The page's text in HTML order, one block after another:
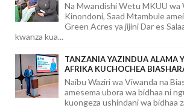
Na Mwandishi Wetu MKUU wa
Kinondoni, Saad Mtambule
Green Acres ya jijini Dar es
kwanza kua...
TANZANIA YAZINDUA ALAMA
AFRIKA KUCHOCHEA
Naibu Waziri wa Viwanda na
amesema ubora wa bidhaa ni
kuongeza ushindani wa bidhaa